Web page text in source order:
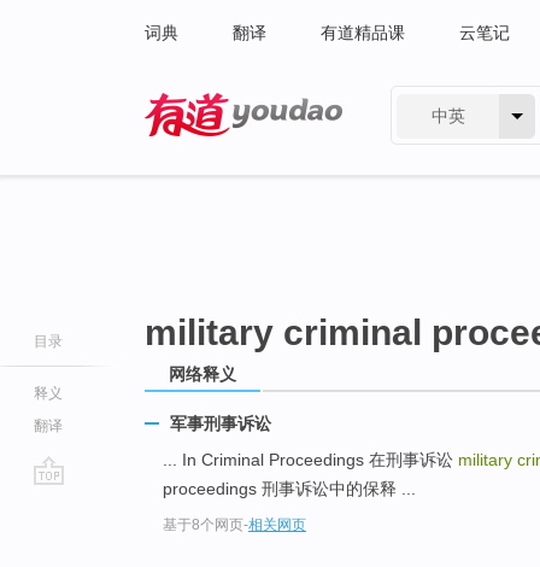
词典 翻译 有道精品课 云笔记
中英
目录
释义
翻译
military criminal
网络释义
军事刑事诉讼
... In Criminal Proceedings 在刑事诉讼 military
proceedings 刑事诉讼中的保释 ...
基于8个网页-相关网页